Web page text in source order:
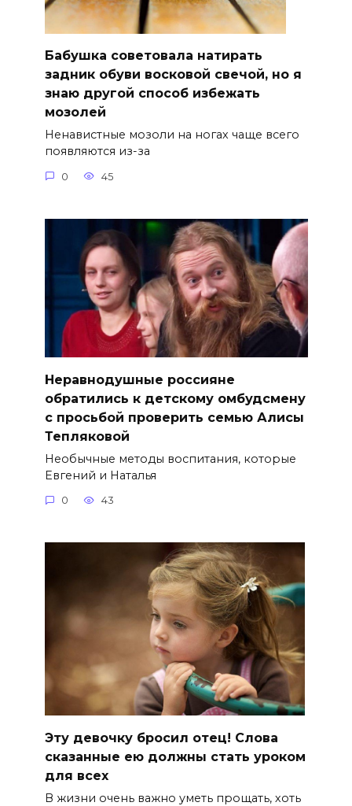
Бабушка советовала натирать
задник обуви восковой свечой, но я
знаю другой способ избежать
мозолей
Ненавистные мозоли на ногах чаще всего
появляются из-за
0 45
Неравнодушные россияне
обратились к детскому омбудсмену
с просьбой проверить семью Алисы
Тепляковой
Необычные методы воспитания, которые
Евгений и Наталья
0 43
Эту девочку бросил отец! Слова
сказанные ею должны стать уроком
для всех
В жизни очень важно уметь прощать, хоть